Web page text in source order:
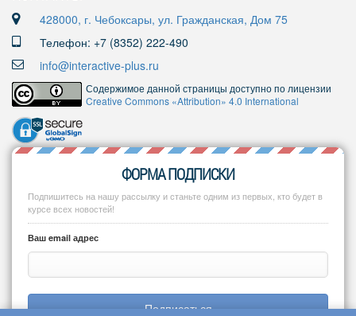
428000, г. Чебоксары, ул. Гражданская, Дом 75
Телефон: +7 (8352) 222-490
info@interactive-plus.ru
Содержимое данной страницы доступно по лицензии
Creative Commons «Attribution» 4.0 International
ФОРМА ПОДПИСКИ
Подпишитесь на нашу рассылку и станьте одним из первых, кто будет в
курсе всех новостей!
Ваш email адрес
Подписаться